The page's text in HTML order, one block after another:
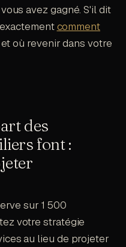
avez gagné. S'il dit
comment
et où revenir dans votre
des
font :
sur 1 500
votre stratégie
au lieu de projeter